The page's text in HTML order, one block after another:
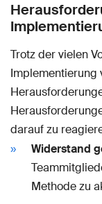
Trotz der vielen
Implementierung
darauf zu
Widerstand
Methode zu